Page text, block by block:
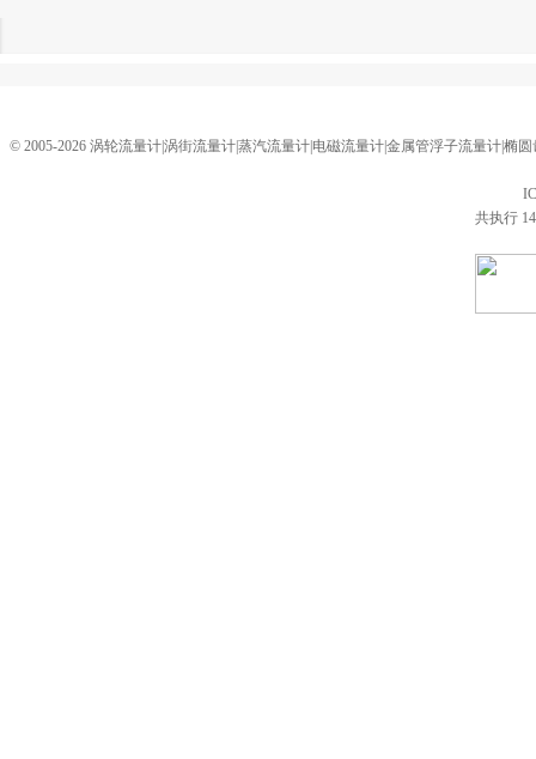
© 2005-2026 涡轮流量计|涡街流量计|蒸汽流量计|电磁流量计|金属管浮子流量计|椭
共执行